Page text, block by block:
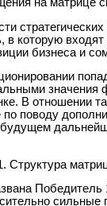
в которую
бизнеса и
значения
В отношении
поводу
Структура